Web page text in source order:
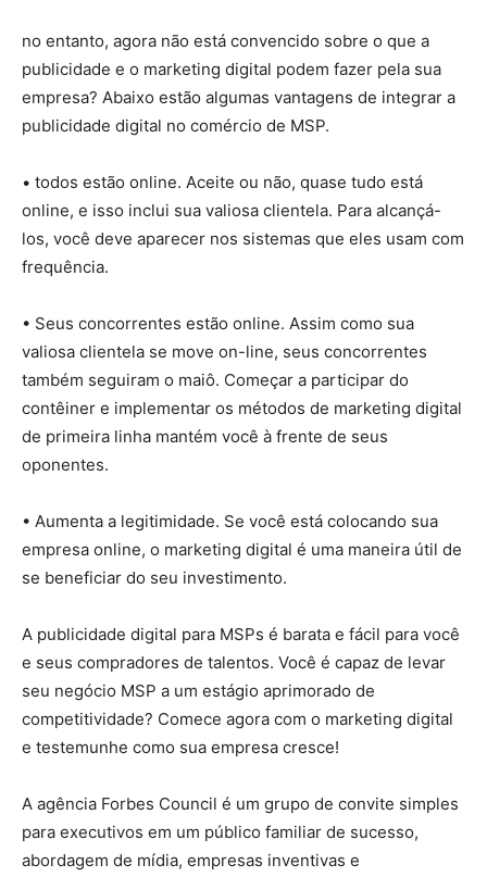
no entanto, agora não está convencido sobre o que a
publicidade e o marketing digital podem fazer pela sua
empresa? Abaixo estão algumas vantagens de integrar a
publicidade digital no comércio de MSP.
• todos estão online. Aceite ou não, quase tudo está
online, e isso inclui sua valiosa clientela. Para alcançá-
los, você deve aparecer nos sistemas que eles usam com
frequência.
• Seus concorrentes estão online. Assim como sua
valiosa clientela se move on-line, seus concorrentes
também seguiram o maiô. Começar a participar do
contêiner e implementar os métodos de marketing digital
de primeira linha mantém você à frente de seus
oponentes.
• Aumenta a legitimidade. Se você está colocando sua
empresa online, o marketing digital é uma maneira útil de
se beneficiar do seu investimento.
A publicidade digital para MSPs é barata e fácil para você
e seus compradores de talentos. Você é capaz de levar
seu negócio MSP a um estágio aprimorado de
competitividade? Comece agora com o marketing digital
e testemunhe como sua empresa cresce!
A agência Forbes Council é um grupo de convite simples
para executivos em um público familiar de sucesso,
abordagem de mídia, empresas inventivas e